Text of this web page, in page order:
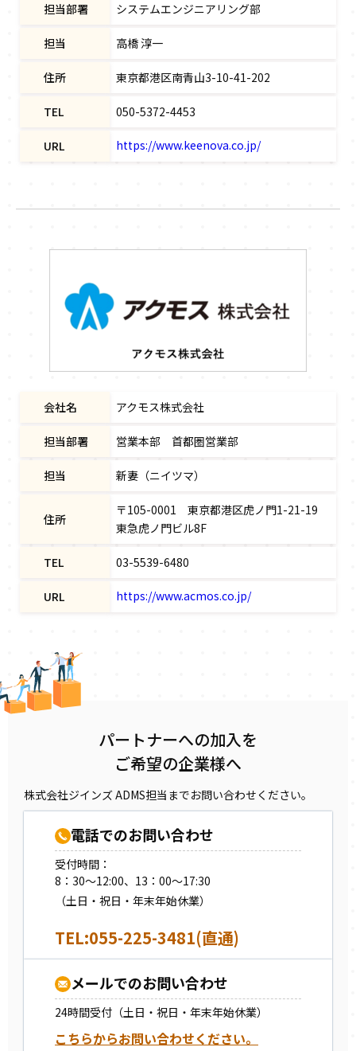
担当部署 システムエンジニアリング部
担当 高橋 淳一
住所 東京都港区南青山3-10-41-202
TEL 050-5372-4453
URL https://www.keenova.co.jp/
会社名 アクモス株式会社
担当部署 営業本部 首都圏営業部
担当 新妻（ニイツマ）
住所
〒105-0001 東京都港区虎ノ門1-21-19
東急虎ノ門ビル8F
TEL 03-5539-6480
URL https://www.acmos.co.jp/
パートナーへの加入を
ご希望の企業様へ
株式会社ジインズ ADMS担当までお問い合わせください。
電話でのお問い合わせ
受付時間：
8：30～12:00、13：00～17:30
（土日・祝日・年末年始休業）
TEL:055-225-3481(直通)
メールでのお問い合わせ
24時間受付（土日・祝日・年末年始休業）
こちらからお問い合わせください。